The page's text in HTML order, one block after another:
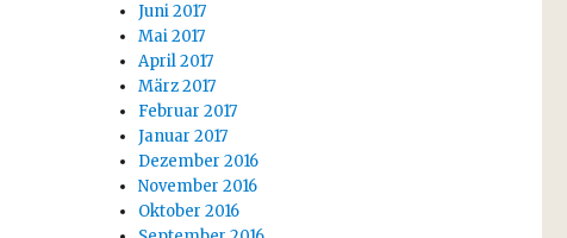
Juni 2017
Mai 2017
April 2017
März 2017
Februar 2017
Januar 2017
Dezember 2016
November 2016
Oktober 2016